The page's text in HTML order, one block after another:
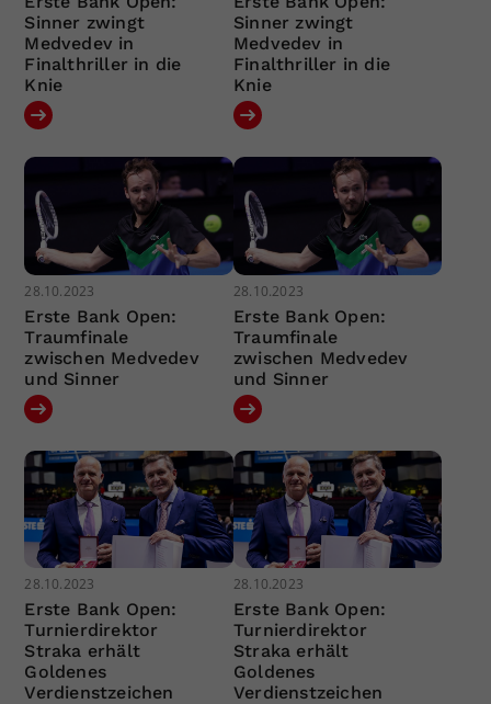
Sinner zwingt
Medvedev in
Finalthriller in die
Knie
Sinner zwingt
Medvedev in
Finalthriller in die
Knie
28.10.2023
Erste Bank Open:
Traumfinale
zwischen Medvedev
und Sinner
28.10.2023
Erste Bank Open:
Traumfinale
zwischen Medvedev
und Sinner
28.10.2023
Erste Bank Open:
Turnierdirektor
Straka erhält
Goldenes
Verdienstzeichen
28.10.2023
Erste Bank Open:
Turnierdirektor
Straka erhält
Goldenes
Verdienstzeichen